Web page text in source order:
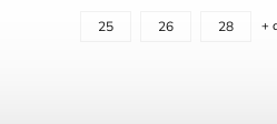
25 26 28 +